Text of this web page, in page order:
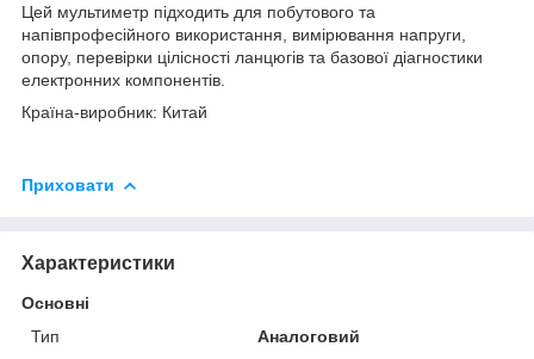
Цей мультиметр підходить для побутового та
напівпрофесійного використання, вимірювання напруги,
опору, перевірки цілісності ланцюгів та базової діагностики
електронних компонентів.
Країна-виробник: Китай
Приховати
Характеристики
Основні
Тип
Аналоговий